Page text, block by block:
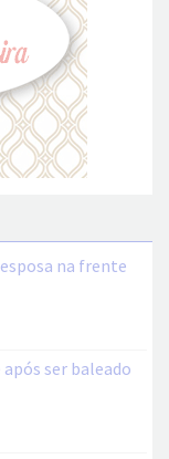
na frente
ser baleado